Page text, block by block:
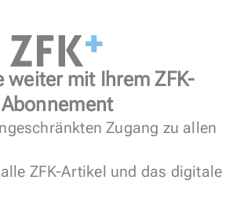
weiter mit Ihrem ZFK-
Abonnement
Zugang zu allen
ZFK-Artikel und das digitale